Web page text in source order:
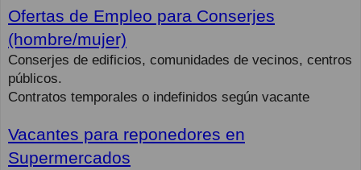
Ofertas de Empleo para Conserjes
(hombre/mujer)
Conserjes de edificios, comunidades de vecinos, centros
públicos.
Contratos temporales o indefinidos según vacante
Vacantes para reponedores en
Supermercados